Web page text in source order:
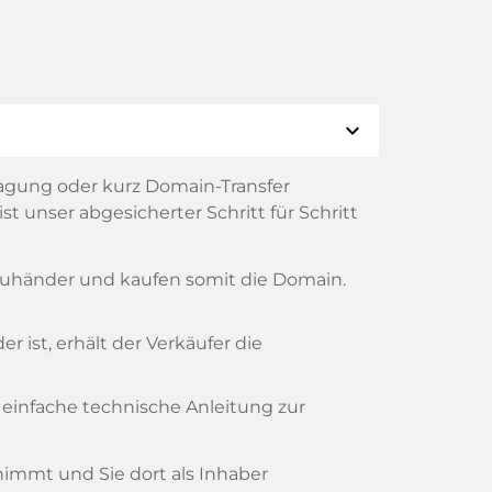
expand_more
oder kurz Domain-Transfer
unser abgesicherter Schritt für Schritt
und kaufen somit die Domain.
ist, erhält der Verkäufer die
technische Anleitung zur
und Sie dort als Inhaber